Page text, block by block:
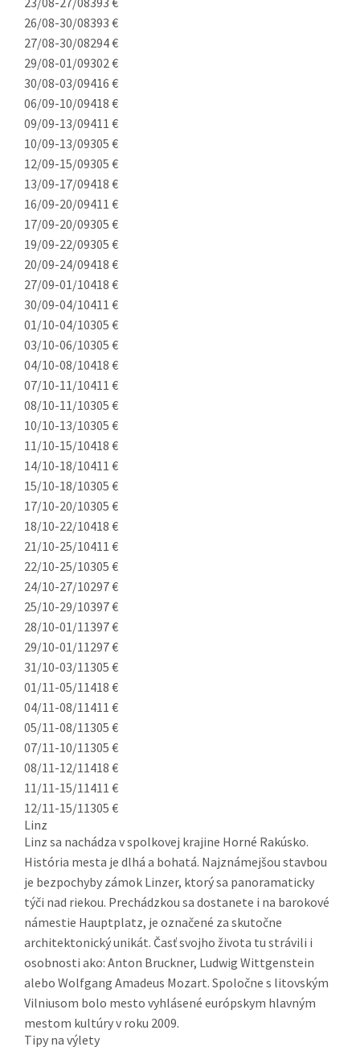
26/08-30/08393 €
27/08-30/08294 €
29/08-01/09302 €
30/08-03/09416 €
06/09-10/09418 €
09/09-13/09411 €
10/09-13/09305 €
12/09-15/09305 €
13/09-17/09418 €
16/09-20/09411 €
17/09-20/09305 €
19/09-22/09305 €
20/09-24/09418 €
27/09-01/10418 €
30/09-04/10411 €
01/10-04/10305 €
03/10-06/10305 €
04/10-08/10418 €
07/10-11/10411 €
08/10-11/10305 €
10/10-13/10305 €
11/10-15/10418 €
14/10-18/10411 €
15/10-18/10305 €
17/10-20/10305 €
18/10-22/10418 €
21/10-25/10411 €
22/10-25/10305 €
24/10-27/10297 €
25/10-29/10397 €
28/10-01/11397 €
29/10-01/11297 €
31/10-03/11305 €
01/11-05/11418 €
04/11-08/11411 €
05/11-08/11305 €
07/11-10/11305 €
08/11-12/11418 €
11/11-15/11411 €
12/11-15/11305 €
Linz
Linz sa nachádza v spolkovej krajine Horné Rakúsko.
História mesta je dlhá a bohatá. Najznámejšou stavbou
je bezpochyby zámok Linzer, ktorý sa panoramaticky
týči nad riekou. Prechádzkou sa dostanete i na barokové
námestie Hauptplatz, je označené za skutočne
architektonický unikát. Časť svojho života tu strávili i
osobnosti ako: Anton Bruckner, Ludwig Wittgenstein
alebo Wolfgang Amadeus Mozart. Spoločne s litovským
Vilniusom bolo mesto vyhlásené európskym hlavným
mestom kultúry v roku 2009.
Tipy na výlety